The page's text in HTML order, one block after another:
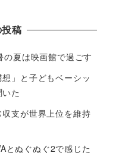
稿
夏は映画館で過ごす
」と子どもベーシッ
た
支が世界上位を維持
とぬぐぬぐ2で感じた